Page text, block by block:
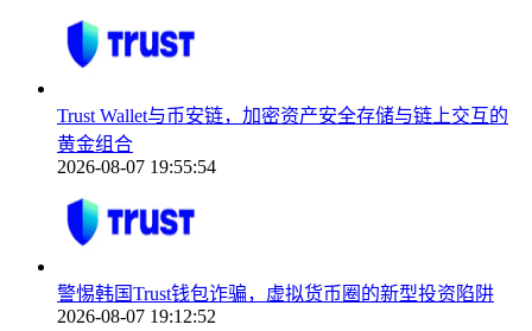
Trust Wallet与币安链，加密资产安全存储与链上交互的
黄金组合
2026-08-07 19:55:54
警惕韩国Trust钱包诈骗，虚拟货币圈的新型投资陷阱
2026-08-07 19:12:52